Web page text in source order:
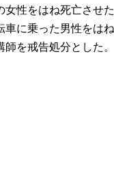
性をはね死亡させ
に乗った男性をは
を戒告処分とした。